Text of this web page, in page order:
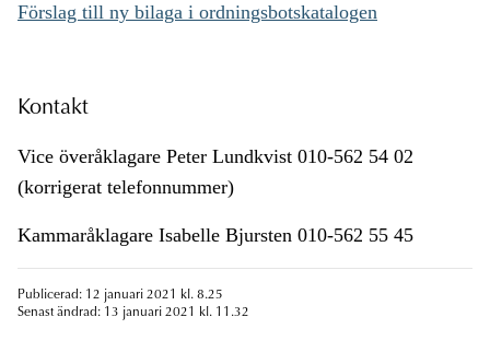
Förslag till ny bilaga i ordningsbotskatalogen
Kontakt
Vice överåklagare Peter Lundkvist 010-562 54 02
(korrigerat telefonnummer)
Kammaråklagare Isabelle Bjursten 010-562 55 45
Publicerad: 12 januari 2021 kl. 8.25
Senast ändrad: 13 januari 2021 kl. 11.32